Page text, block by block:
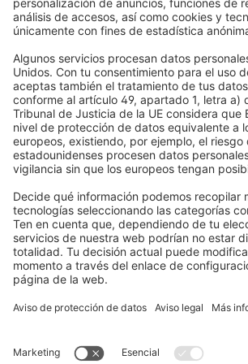
Motores para persianas
Mosquiteras
Toldos
Casa inteligente
Electrónica y radio
Plazos de entrega y envío
Condiciones de los cupones
Instrucciones de seguridad
Registros
Información obligatoria para consumidores
Lo que dicen nuestros clientes
Formas de pago
Socios de envío
Aviso legal
Términos y
Privacidad y protección de
Información sobre la eliminación de pilas y
Condiciones de garantía